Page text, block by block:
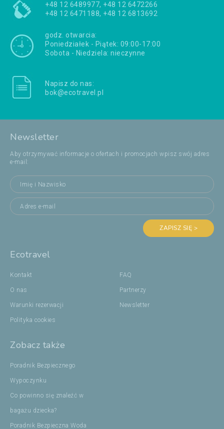
+48 12 6489977, +48 12 6472266
+48 12 6471188, +48 12 6813692
godz. otwarcia:
Poniedziałek - Piątek: 09:00-17:00
Sobota - Niedziela: nieczynne
Napisz do nas:
bok@ecotravel.pl
Newsletter
Aby otrzymywać informacje o ofertach i promocjach wpisz swój adres
e-mail:
ZAPISZ SIĘ >
Ecotravel
Kontakt
O nas
Warunki rezerwacji
Polityka cookies
FAQ
Partnerzy
Newsletter
Zobacz także
Poradnik Bezpiecznego
Wypoczynku
Co powinno się znaleźć w
bagażu dziecka?
Poradnik Bezpieczna Woda